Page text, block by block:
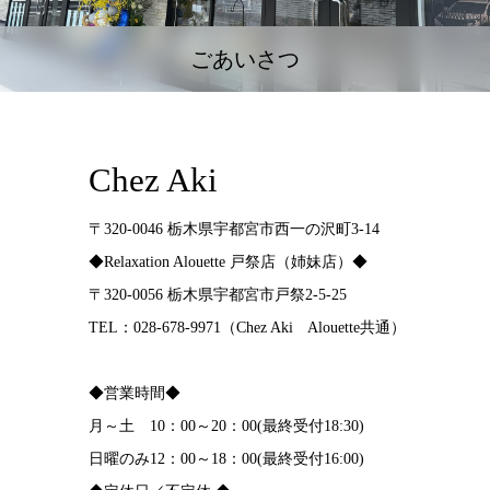
ごあいさつ
Chez Aki
〒320-0046 栃木県宇都宮市西一の沢町3-14
◆Relaxation Alouette 戸祭店（姉妹店）◆
〒320-0056 栃木県宇都宮市戸祭2-5-25
TEL：028-678-9971（Chez Aki Alouette共通）
◆営業時間◆
月～土 10：00～20：00(最終受付18:30)
日曜のみ12：00～18：00(最終受付16:00)